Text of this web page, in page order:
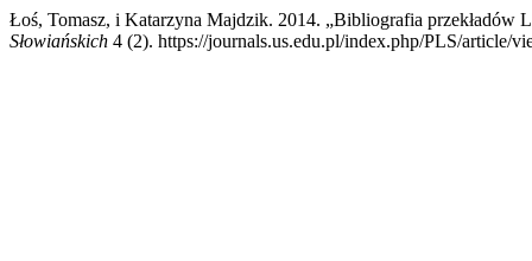
Łoś, Tomasz, i Katarzyna Majdzik. 2014. „Bibliografia
Słowiańskich 4 (2). https://journals.us.edu.pl/index.php/PLS/article/